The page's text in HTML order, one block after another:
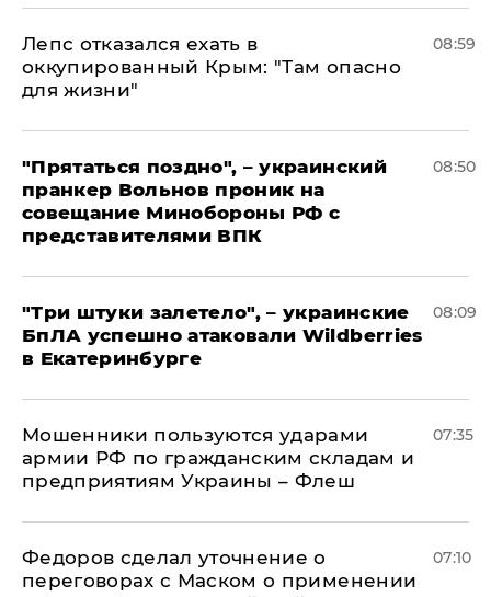
Лепс отказался ехать в
оккупированный Крым: "Там опасно
для жизни"
08:59
"Прятаться поздно", – украинский
пранкер Вольнов проник на
совещание Минобороны РФ с
представителями ВПК
08:50
"Три штуки залетело", – украинские
БпЛА успешно атаковали Wildberries
в Екатеринбурге
08:09
Мошенники пользуются ударами
армии РФ по гражданским складам и
предприятиям Украины – Флеш
07:35
Федоров сделал уточнение о
переговорах с Маском о применении
07:10